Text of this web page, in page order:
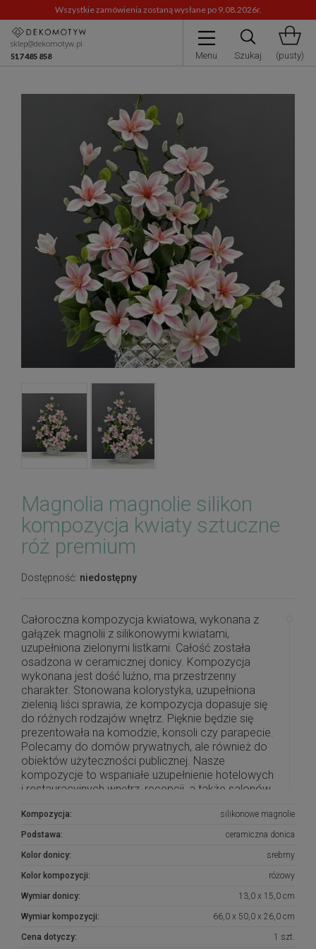
Wszystkie zamówienia zostaną wysłane po 9.08.2026r.
Menu Szukaj (pusty)
sklep@dekomotyw.pl
517 485 858
Magnolia magnolie silikon
kompozycja kwiaty sztuczne
róż premium
Dostępność: niedostępny
Całoroczna kompozycja kwiatowa, wykonana z
gałązek magnolii z silikonowymi kwiatami,
uzupełniona zielonymi listkami. Całość została
osadzona w ceramicznej donicy. Kompozycja
wykonana jest dość luźno, ma przestrzenny
charakter. Stonowana kolorystyka, uzupełniona
zielenią liści sprawia, że kompozycja dopasuje się
do różnych rodzajów wnętrz. Pięknie będzie się
prezentowała na komodzie, konsoli czy parapecie.
Polecamy do domów prywatnych, ale również do
obiektów użyteczności publicznej. Nasze
kompozycje to wspaniałe uzupełnienie hotelowych
i restauracyjnych wnętrz, recepcji, a także salonów
poradni.
pracowni florystycznej w Toruniu na
podstawie naszych własnych projektów.
Są to dekoracje wykonane z największą
starannością i dopracowane w
najdrobniejszych szczegółach.
wykorzystujemy kwiaty i dodatki
Kompozycja: silikonowe magnolie
Podstawa: ceramiczna donica
Kolor donicy: srebrny
Kolor kompozycji: różowy
Wymiar donicy: 13,0 x 15,0 cm
Wymiar kompozycji: 66,0 x 50,0 x 26,0 cm
Cena dotyczy: 1 szt.